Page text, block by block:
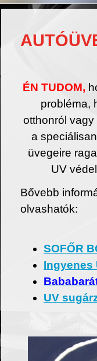
ÉN TUDOM,
probléma,
otthonról
a
üvegeire
UV
Bővebb
SOFŐR
Ingyenes
UV